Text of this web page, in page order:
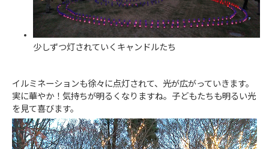
少しずつ灯されていくキャンドルたち
イルミネーションも徐々に点灯されて、光が広がっていきます。
実に華やか！気持ちが明るくなりますね。子どもたちも明るい光
を見て喜びます。